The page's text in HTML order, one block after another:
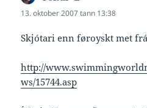
13. oktober 2007 tann 13:38
Skjótari enn føroyskt met
http://
ws/15744.asp